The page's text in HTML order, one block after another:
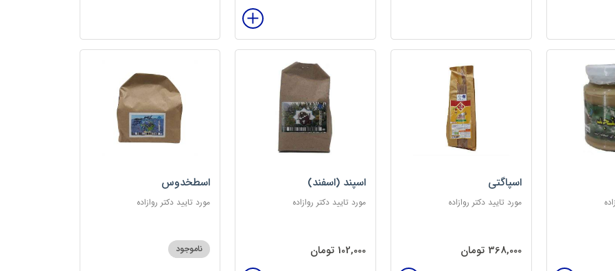
اسپاگتی
مورد تایید دکتر روازاده
368,000 تومان
اسپند (اسفند)
مورد تایید دکتر روازاده
102,000 تومان
اسطخدوس
مورد تایید دکتر روازاده
ناموجود